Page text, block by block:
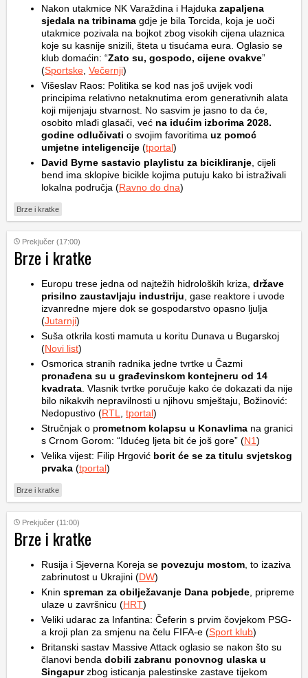
Nakon utakmice NK Varaždina i Hajduka zapaljena
sjedala na tribinama gdje je bila Torcida, koja je uoči
utakmice pozivala na bojkot zbog visokih cijena ulaznica
koje su kasnije snizili, šteta u tisućama eura. Oglasio se
klub domaćin: “Zato su, gospodo, cijene ovakve”
(Sportske Večernji)
Višeslav Raos: Politika se kod nas još uvijek vodi
principima relativno netaknutima erom generativnih alata
koji mijenjaju stvarnost. No sasvim je jasno to da će,
osobito mlađi glasači, već na idućim izborima 2028.
godine odlučivati o svojim favoritima uz pomoć
umjetne inteligencije (tportal)
David Byrne sastavio playlistu za bicikliranje , cijeli
bend ima sklopive bicikle kojima putuju kako bi istraživali
lokalna područja (Ravno do dna)
Brze i kratke
Prekjučer (17:00)
Brze i kratke
Europu trese jedna od najtežih hidroloških kriza, države
prisilno zaustavljaju industriju , gase reaktore i uvode
izvanredne mjere dok se gospodarstvo opasno ljulja
(Jutarnji)
Suša otkrila kosti mamuta u koritu Dunava u Bugarskoj
(Novi list)
Osmorica stranih radnika jedne tvrtke u Čazmi
pronađena su u građevinskom kontejneru od 14
kvadrata . Vlasnik tvrtke poručuje kako će dokazati da nije
bilo nikakvih nepravilnosti u njihovu smještaju, Božinović:
Nedopustivo (RTL tportal)
Stručnjak o prometnom kolapsu u Konavlima na granici
s Crnom Gorom: “Idućeg ljeta bit će još gore” (N1)
Velika vijest: Filip Hrgović borit će se za titulu svjetskog
prvaka (tportal)
Brze i kratke
Prekjučer (11:00)
Brze i kratke
Rusija i Sjeverna Koreja se povezuju mostom , to izaziva
zabrinutost u Ukrajini (DW)
Knin spreman za obilježavanje Dana pobjede , pripreme
ulaze u završnicu (HRT)
Veliki udarac za Infantina: Čeferin s prvim čovjekom PSG-
a kroji plan za smjenu na čelu FIFA-e (Sport klub)
Britanski sastav Massive Attack oglasio se nakon što su
članovi benda dobili zabranu ponovnog ulaska u
Singapurzbog isticanja palestinske zastave tijekom